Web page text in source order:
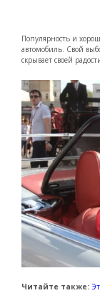
Популярность и
автомобиль. Свой
скрывает своей
Читайте также: